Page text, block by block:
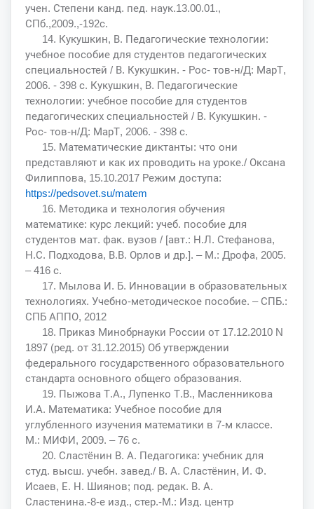
учен. Степени канд. пед. наук.13.00.01.,
СПб.,2009.,-192с.
14. Кукушкин, В. Педагогические технологии:
учебное пособие для студентов педагогических
специальностей / В. Кукушкин. - Рос- тов-н/Д: МарТ,
2006. - 398 с. Кукушкин, В. Педагогические
технологии: учебное пособие для студентов
педагогических специальностей / В. Кукушкин. -
Рос- тов-н/Д: МарТ, 2006. - 398 с.
15. Математические диктанты: что они
представляют и как их проводить на уроке./ Оксана
Филиппова, 15.10.2017 Режим доступа:
https://pedsovet.su/matem
16. Методика и технология обучения
математике: курс лекций: учеб. пособие для
студентов мат. фак. вузов / [авт.: Н.Л. Стефанова,
Н.С. Подходова, В.В. Орлов и др.]. – М.: Дрофа, 2005.
– 416 с.
17. Мылова И. Б. Инновации в образовательных
технологиях. Учебно-методическое пособие. – СПБ.:
СПБ АППО, 2012
18. Приказ Минобрнауки России от 17.12.2010 N
1897 (ред. от 31.12.2015) Об утверждении
федерального государственного образовательного
стандарта основного общего образования.
19. Пыжова Т.А., Лупенко Т.В., Масленникова
И.А. Математика: Учебное пособие для
углубленного изучения математики в 7-м классе.
М.: МИФИ, 2009. – 76 с.
20. Сластёнин В. А. Педагогика: учебник для
студ. высш. учебн. завед./ В. А. Сластёнин, И. Ф.
Исаев, Е. Н. Шиянов; под. редак. В. А.
Сластенина.-8-е изд., стер.-М.: Изд. центр